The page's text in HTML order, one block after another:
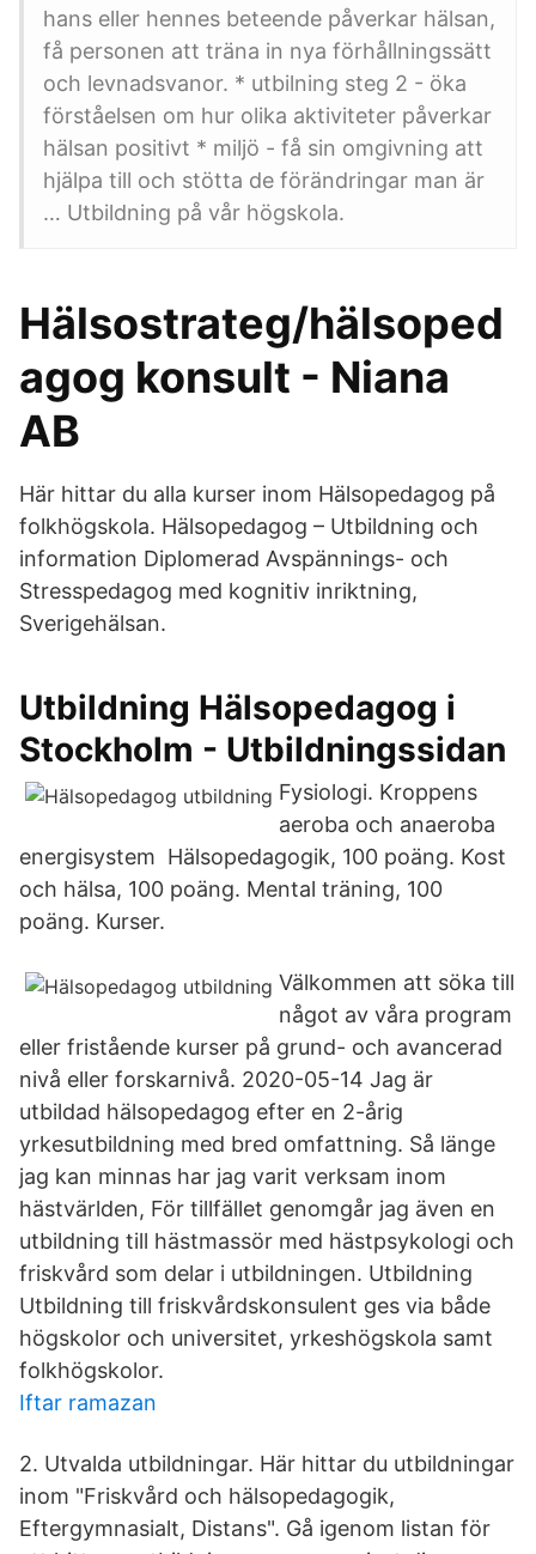
hans eller hennes beteende påverkar hälsan,
få personen att träna in nya förhållningssätt
och levnadsvanor. * utbilning steg 2 - öka
förståelsen om hur olika aktiviteter påverkar
hälsan positivt * miljö - få sin omgivning att
hjälpa till och stötta de förändringar man är
… Utbildning på vår högskola.
Hälsostrateg/hälsoped
agog konsult - Niana
AB
Här hittar du alla kurser inom Hälsopedagog på
folkhögskola. Hälsopedagog – Utbildning och
information Diplomerad Avspännings- och
Stresspedagog med kognitiv inriktning,
Sverigehälsan.
Utbildning Hälsopedagog i
Stockholm - Utbildningssidan
Fysiologi. Kroppens
aeroba och anaeroba
energisystem Hälsopedagogik, 100 poäng. Kost
och hälsa, 100 poäng. Mental träning, 100
poäng. Kurser.
Välkommen att söka till
något av våra program
eller fristående kurser på grund- och avancerad
nivå eller forskarnivå. 2020-05-14 Jag är
utbildad hälsopedagog efter en 2-årig
yrkesutbildning med bred omfattning. Så länge
jag kan minnas har jag varit verksam inom
hästvärlden, För tillfället genomgår jag även en
utbildning till hästmassör med hästpsykologi och
friskvård som delar i utbildningen. Utbildning
Utbildning till friskvårdskonsulent ges via både
högskolor och universitet, yrkeshögskola samt
folkhögskolor.
Iftar ramazan
2. Utvalda utbildningar. Här hittar du utbildningar
inom "Friskvård och hälsopedagogik,
Eftergymnasialt, Distans". Gå igenom listan för